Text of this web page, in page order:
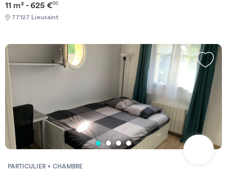
11 m² - 625 €CC
77127 Lieusaint
PARTICULIER CHAMBRE